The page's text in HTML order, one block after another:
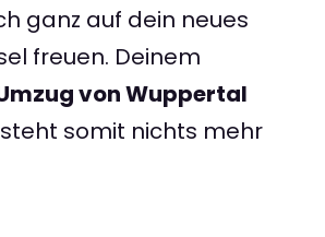
ganz auf dein neues
freuen. Deinem
von Wuppertal
steht somit nichts mehr